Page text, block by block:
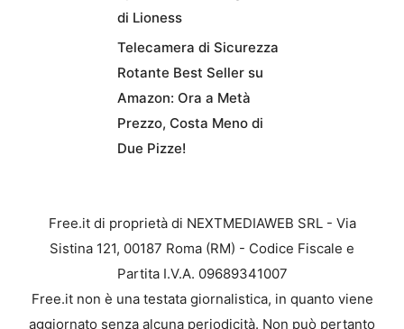
di Lioness
Telecamera di Sicurezza
Rotante Best Seller su
Amazon: Ora a Metà
Prezzo, Costa Meno di
Due Pizze!
Free.it di proprietà di NEXTMEDIAWEB SRL - Via
Sistina 121, 00187 Roma (RM) - Codice Fiscale e
Partita I.V.A. 09689341007
Free.it non è una testata giornalistica, in quanto viene
aggiornato senza alcuna periodicità. Non può pertanto